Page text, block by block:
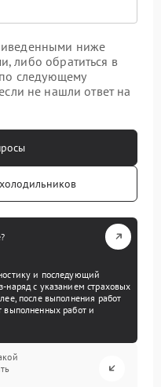
ниже
либо обратиться в
следующему
не нашли ответ на
и последующий
наряд с указанием страховых
после выполнения работ
выполненных работ и